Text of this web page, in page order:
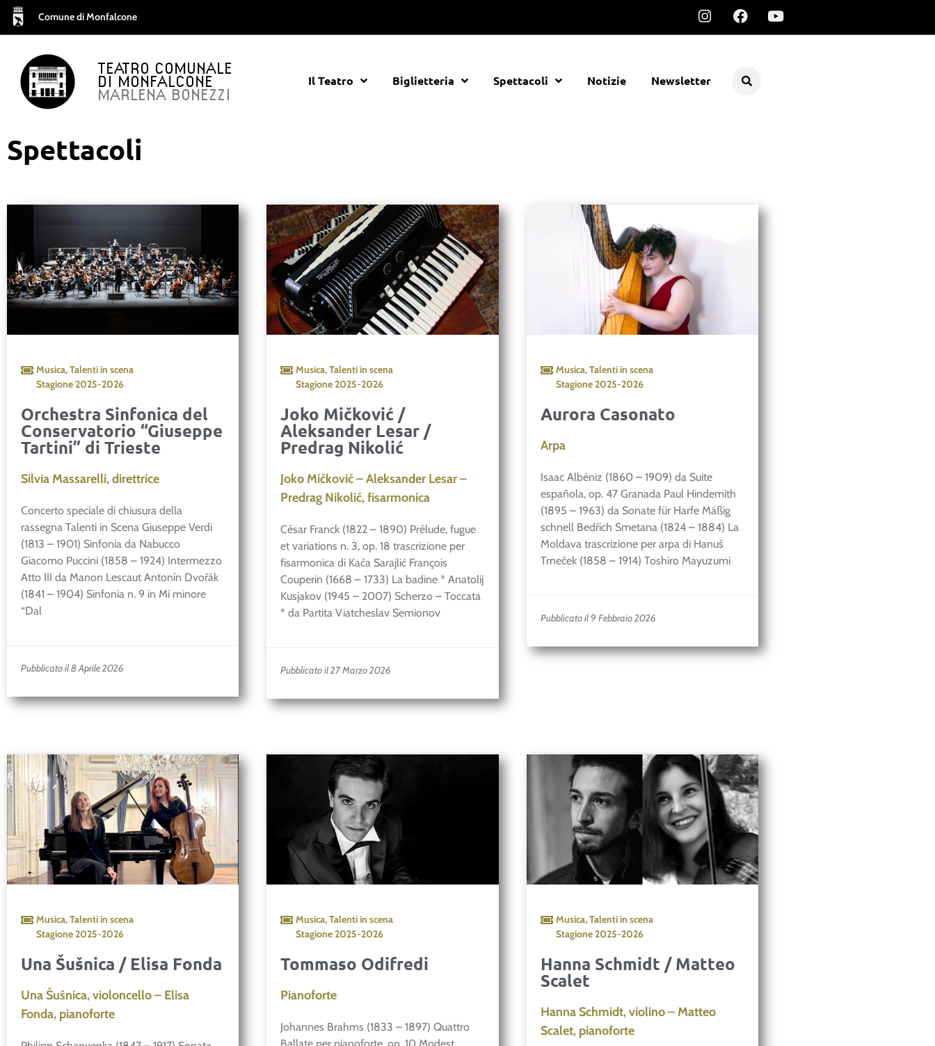
Comune di Monfalcone
TEATRO COMUNALE
DI MONFALCONE
MARLENA BONEZZI
Il Teatro Biglietteria Spettacoli Notizie Newsletter
Spettacoli
Musica,Talenti in scena
Stagione2025-2026
Orchestra Sinfonica del
Conservatorio “Giuseppe
Tartini” di Trieste
Silvia Massarelli, direttrice
Concerto speciale di chiusura della
rassegna Talenti in Scena Giuseppe Verdi
(1813 – 1901) Sinfonia da Nabucco
Giacomo Puccini (1858 – 1924) Intermezzo
Atto III da Manon Lescaut Antonín Dvořák
(1841 – 1904) Sinfonia n. 9 in Mi minore
“Dal
Pubblicato il 8 Aprile 2026
Musica,Talenti in scena
Stagione2025-2026
Joko Mičković /
Aleksander Lesar /
Predrag Nikolić
Joko Mičković – Aleksander Lesar –
Predrag Nikolić, fisarmonica
César Franck (1822 – 1890) Prélude, fugue
et variations n. 3, op. 18 trascrizione per
fisarmonica di Kaća Sarajlić François
Couperin (1668 – 1733) La badine * Anatolij
Kusjakov (1945 – 2007) Scherzo – Toccata
* da Partita Viatcheslav Semionov
Pubblicato il 27 Marzo 2026
Musica,Talenti in scena
Stagione2025-2026
Aurora Casonato
Arpa
Isaac Albéniz (1860 – 1909) da Suite
española, op. 47 Granada Paul Hindemith
(1895 – 1963) da Sonate für Harfe Mäßig
schnell Bedřich Smetana (1824 – 1884) La
Moldava trascrizione per arpa di Hanuš
Trneček (1858 – 1914) Toshiro Mayuzumi
Pubblicato il 9 Febbraio 2026
Musica,Talenti in scena
Stagione2025-2026
Una Šušnica / Elisa Fonda
Una Šušnica, violoncello – Elisa
Fonda, pianoforte
Musica,Talenti in scena
Stagione2025-2026
Tommaso Odifredi
Pianoforte
Johannes Brahms (1833 – 1897) Quattro
Musica,Talenti in scena
Stagione2025-2026
Hanna Schmidt / Matteo
Scalet
Hanna Schmidt, violino – Matteo
Scalet, pianoforte